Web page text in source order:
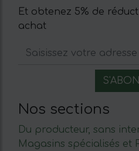
Et obtenez 5% de
achat
Nos sections
Du producteur, sans
Magasins spécialisés et